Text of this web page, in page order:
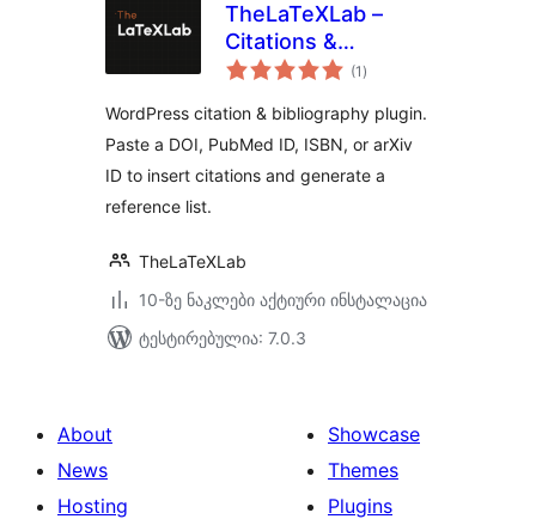
TheLaTeXLab –
Citations &
Bibliography (1 საერთო
რეიტინგი
)
WordPress citation & bibliography plugin.
Paste a DOI, PubMed ID, ISBN, or arXiv
ID to insert citations and generate a
reference list.
TheLaTeXLab
10-ზე ნაკლები აქტიური ინსტალაცია
ტესტირებულია: 7.0.3
About
News
Hosting
Showcase
Themes
Plugins